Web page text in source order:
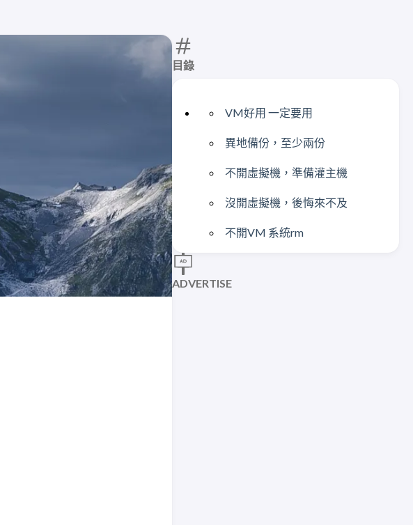
目錄
VM好用 一定要用
異地備份，至少兩份
不開虛擬機，準備灌主機
沒開虛擬機，後悔來不及
不開VM 系統rm
ADVERTISE